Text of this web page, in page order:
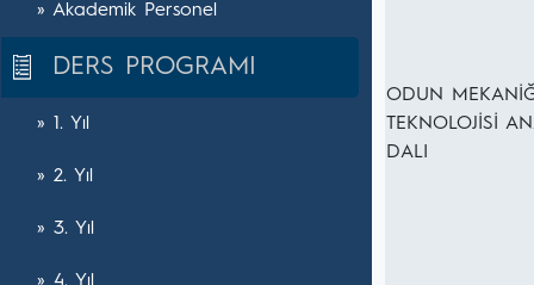
» Akademik Personel
DERS PROGRAMI
» 1. Yıl
» 2. Yıl
» 3. Yıl
ODUN
TEKNOLOJİSİ
DALI